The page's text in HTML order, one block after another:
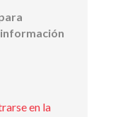
en la